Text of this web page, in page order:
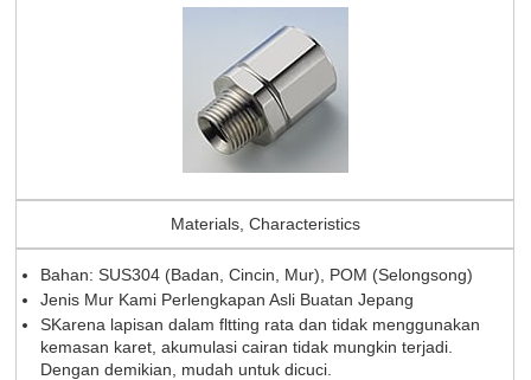
Materials, Characteristics
Bahan: SUS304 (Badan, Cincin, Mur), POM (Selongsong)
Jenis Mur Kami Perlengkapan Asli Buatan Jepang
SKarena lapisan dalam fltting rata dan tidak menggunakan
kemasan karet, akumulasi cairan tidak mungkin terjadi.
Dengan demikian, mudah untuk dicuci.